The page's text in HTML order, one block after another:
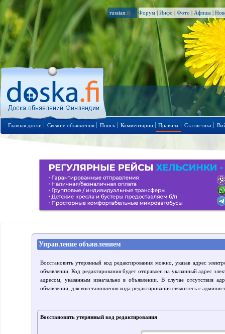
russian .fi Форум | Инфо | Фото | Афиша |
Главная доски Свежие объявления Поиск Комментарии Правила Статистика
Управление объявлением
Восстановить утерянный код редактирования можно, указав адрес
объявлении. Код редактирования будет отправлен на указанный адрес
адресом, указанным изначально в объявлении. В случае отсутствия
объявлении, для восстановления кода редактирования свяжитесь с
Восстановить утерянный код редактирования